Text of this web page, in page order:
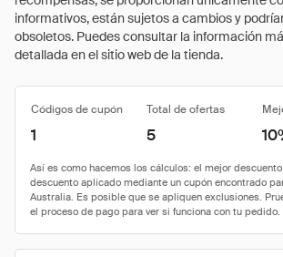
informativos, están sujetos a cambios y
obsoletos. Puedes consultar la información
detallada en el sitio web de la tienda.
Códigos de cupón Total de ofertas
1 5